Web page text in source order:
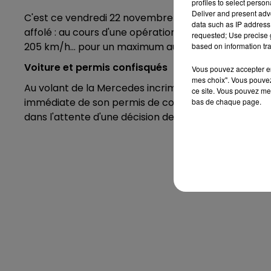
C'est ce vendredi 22 novembre vers 17h que le
affolé : au cours d'une opération de surveillance
205 km/h... pour un maximum autorisé fixé à 80 !
Voiture et permis confisqués
Au volant de la Mercedes incriminée, un Sarthois
immédiate de son permis de conduire. Son
dans l'attente d'une décision de justice.
profiles to select
Deliver and present
data such as IP
requested; Use precise
based on information
Vous pouvez accepter
mes choix". Vous
ce site. Vous pouvez
bas de chaque page.